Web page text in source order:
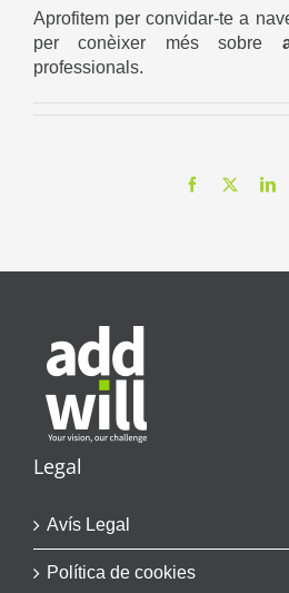
Aprofitem per convidar-te a
per conèixer més sobre
professionals.
Facebook
Legal
Avís Legal
Política de cookies